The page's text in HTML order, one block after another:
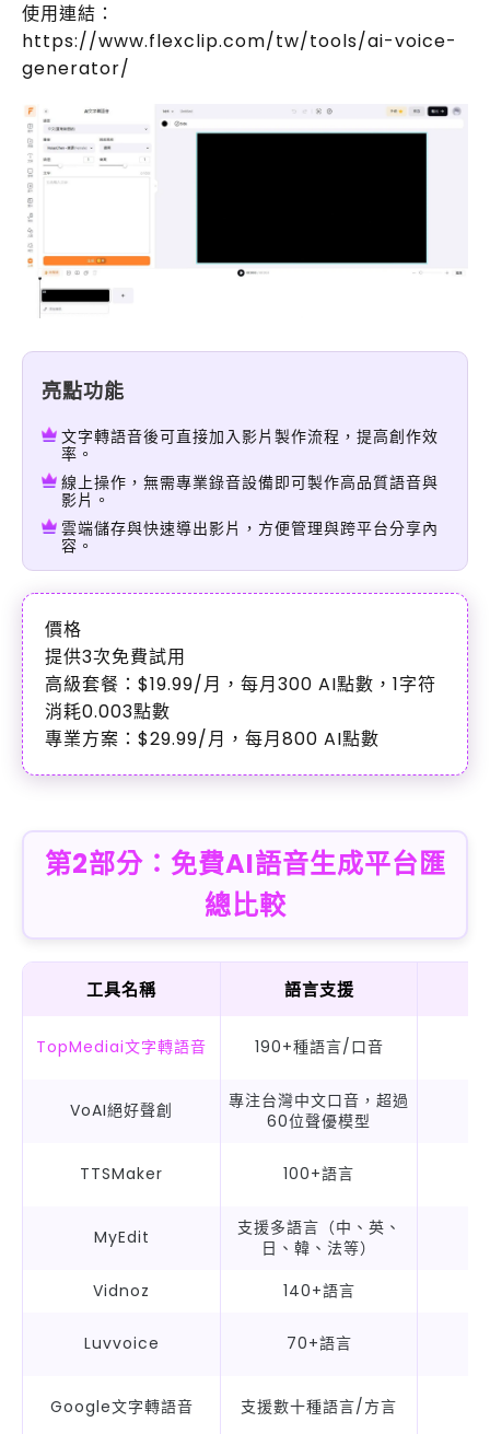
使用連結：
https://www.flexclip.com/tw/tools/ai-voice-
generator/
亮點功能
文字轉語音後可直接加入影片製作流程，提高創作效
率。
線上操作，無需專業錄音設備即可製作高品質語音與
影片。
雲端儲存與快速導出影片，方便管理與跨平台分享內
容。
價格
提供3次免費試用
高級套餐：$19.99/月，每月300 AI點數，1字符
消耗0.003點數
專業方案：$29.99/月，每月800 AI點數
第2部分：免費AI語音生成平台匯
總比較
工具名稱 語言支援
TopMediai文字轉語音 190+種語言/口音
VoAI絕好聲創
專注台灣中文口音，超過
60位聲優模型
TTSMaker 100+語言
MyEdit
支援多語言（中、英、
日、韓、法等）
Vidnoz
140+語言
Luvvoice 70+語言
Google文字轉語音 支援數十種語言/方言